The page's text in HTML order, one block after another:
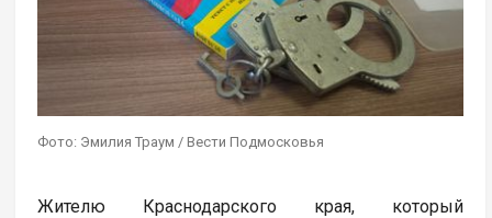
Фото: Эмилия Траум / Вести Подмосковья
Жителю Краснодарского края, который